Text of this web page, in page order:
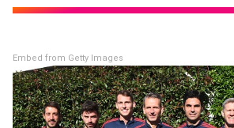
Embed from Getty Images